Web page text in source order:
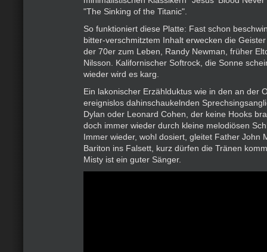
"The Sinking of the Titanic".
So funktioniert diese Platte: Fast schon
bitter-verschmitztem Inhalt erwecken die
der 70er zum Leben, Randy Newman, früher
Nilsson. Kalifornischer Softrock, die Sonne
wieder wird es karg.
Ein lakonischer Erzählduktus wie in den an der
ereignislos dahinschaukelnden
Dylan oder Leonard Cohen, der keine Hooks
doch immer wieder durch kleine melodiösen
Immer wieder, wohl dosiert, gleitet Father John
Bariton ins Falsett, kurz dürfen die Tränen
Misty ist ein guter Sänger.